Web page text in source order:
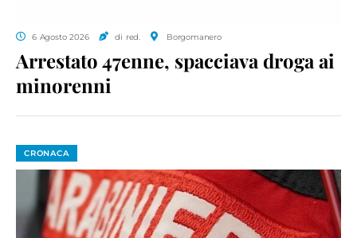
6 Agosto 2026 di red. Borgomanero
Arrestato 47enne, spacciava droga ai
minorenni
CRONACA